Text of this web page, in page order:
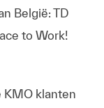
België: TD
to Work!
KMO klanten